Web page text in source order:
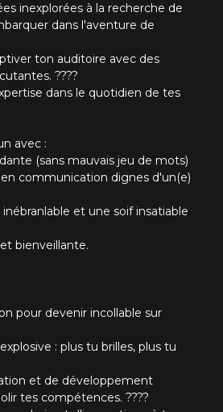
inexplorées à la recherche de
dans l'aventure de
ton auditoire avec des
????
dans le quotidien de tes
avec :
(sans mauvais jeu de mots)
communication dignes d'un(e)
et une soif insatiable
bienveillante.
pour devenir incollable sur
: plus tu brilles, plus tu
et de développement
tes compétences. ????️